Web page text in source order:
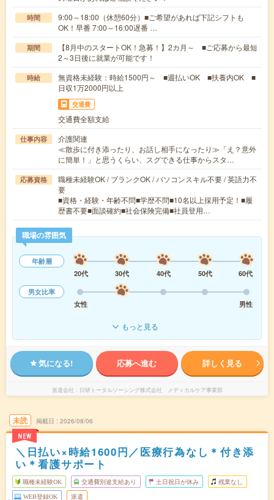
時間
9:00～18:00（休憩60分）■ご希望があれば下記シフトも
OK！早番 7:00～16:00遅番 …
期間
【8月中のスタートOK！急募！】2カ月～ ■ご応募から最短
2～3日後に就業が可能です！
時給
無資格未経験：時給1500円～ ■週払いOK ■扶養内OK ■
日収1万2000円以上
交通費
交通費全額支給
仕事内容
介護関連
≪散歩に付き添ったり、お話し相手になったり≫「え？意外
に簡単！」と思うくらい、スグできる仕事からスタ…
応募資格
職種未経験OK / ブランクOK / パソコンスキル不要 / 英語力不
要
■資格・経験・年齢不問■学歴不問■10名以上採用予定！■履
歴書不要■面談確約■社会保険完備■社員登用…
職場の雰囲気
年齢層
20代
30代 40代 50代
60代
男女比率
女性
男性
もっと見る
気になる! 応募へ進む 詳しく見る
派遣会社 日研トータルソーシング株式会社 メディカルケア事業部
未読
NEW
掲載日 2026/08/06
＼日払い×時給1600円／医療行為なし＊付き添
い＊看護サポート
職種未経験OK 交通費別途支給あり 土日祝日が休み 残業なし
WEB登録OK 派遣